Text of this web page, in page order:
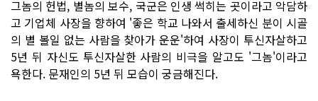
그놈의 헌법, 별놈의 보수, 국군은 인생 썩히는 곳이라고 악담하
고 기업체 사장을 향하여 '좋은 학교 나와서 출세하신 분이 시골
의 별 볼일 없는 사람을 찾아가 운운'하여 사장이 투신자살하고
5년 뒤 자신도 투신자살한 사람의 비극을 알고도 '그놈'이라고
욕한다. 문재인의 5년 뒤 모습이 궁금해진다.